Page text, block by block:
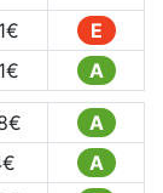
€
E
€ A
€
A
€
A